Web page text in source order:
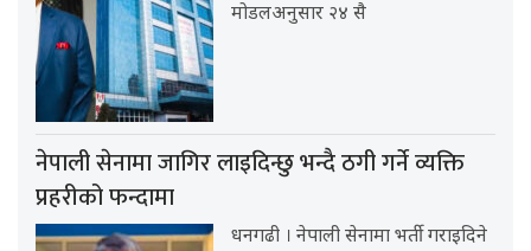
मोडलअनुसार २४ सै
नेपाली सेनामा जागिर लाइदिन्छु भन्दै ठगी गर्ने व्यक्ति
प्रहरीको फन्दामा
धनगढी । नेपाली सेनामा भर्ती गराइदिने